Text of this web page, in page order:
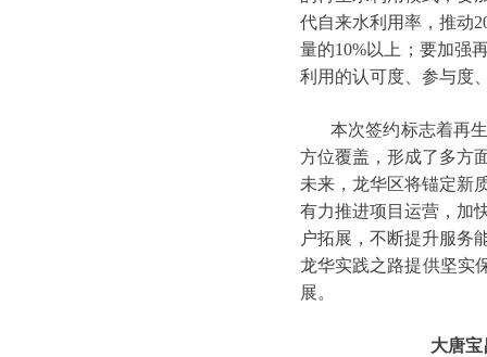
代自来水利用率，推动
量的10%以上；要加强
利用的认可度、参与度
本次签约标志着再
方位覆盖，形成了多方
未来，龙华区将锚定新
有力推进项目运营，加
户拓展，不断提升服务
龙华实践之路提供坚实
展。
大唐